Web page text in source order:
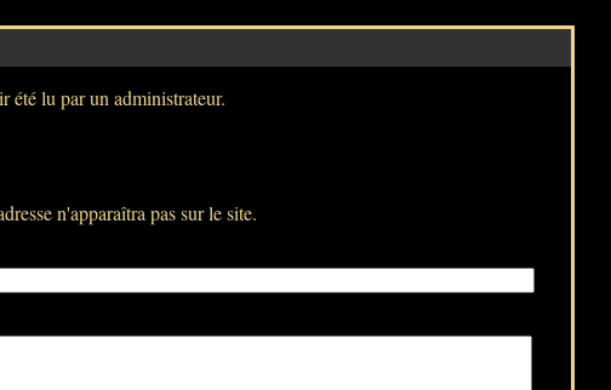
été lu par un administrateur.
n'apparaîtra pas sur le site.